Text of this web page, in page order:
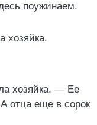
поужинаем.
хозяйка.
хозяйка. — Ее
отца еще в сорок